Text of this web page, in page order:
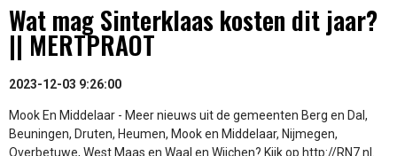
Wat mag Sinterklaas kosten dit jaar?
|| MERTPRAOT
2023-12-03 9:26:00
Mook En Middelaar - Meer nieuws uit de gemeenten Berg en Dal,
Beuningen, Druten, Heumen, Mook en Middelaar, Nijmegen,
Overbetuwe, West Maas en Waal en Wijchen? Kijk op http://RN7.nl.